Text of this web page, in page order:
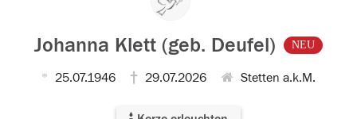
Johanna Klett (geb. Deufel) NEU
25.07.1946 29.07.2026 Stetten a.k.M.